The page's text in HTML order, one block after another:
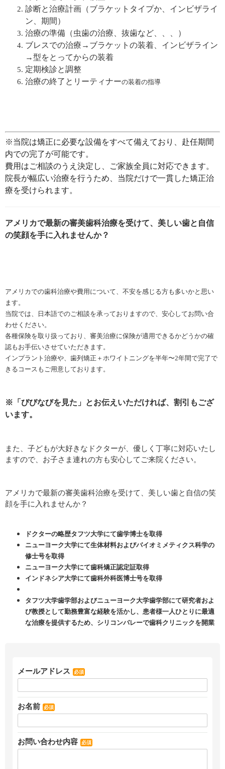
診断と治療計画（ブラケットタイプか、インビザライ
ン、期間）
治療の準備（虫歯の治療、抜歯など、、、）
ブレスでの治療→ブラケットの装着、インビザライン
→型をとってからの装着
定期検診と調整
治療の終了とリーティナーの装着の指導
※当院は矯正に必要な設備をすべて備えており、赴任期間
内での完了が可能です。
費用はご相談のうえ決定し、ご家族全員に対応できます。
院長が幅広い治療を行うため、当院だけで一貫した矯正治
療を受けられます。
アメリカで最新の審美歯科治療を受けて、美しい歯と自信
の笑顔を手に入れませんか？
アメリカでの歯科治療や費用について、不安を感じる方も多いかと思い
ます。
当院では、日本語でのご相談を承っておりますので、安心してお問い合
わせください。
各種保険を取り扱っており、審美治療に保険が適用できるかどうかの確
認もお手伝いさせていただきます。
インプラント治療や、歯列矯正＋ホワイトニングを半年〜2年間で完了で
きるコースもご用意しております。
※「びびなびを見た」とお伝えいただければ、割引もござ
います。
また、子どもが大好きなドクターが、優しく丁寧に対応いたし
ますので、お子さま連れの方も安心してご来院ください。
ドクターの略歴タフツ大学にて歯学博士を取得
ニューヨーク大学にて生体材料およびバイオミメティクス科学の
修士号を取得
ニューヨーク大学にて歯科矯正認定証取得
インドネシア大学にて歯科外科医博士号を取得
タフツ大学歯学部およびニューヨーク大学歯学部にて研究者およ
び教授として勤務豊富な経験を活かし、患者様一人ひとりに最適
な治療を提供するため、シリコンバレーで歯科クリニックを開業
メールアドレス 必須
お名前 必須
お問い合わせ内容 必須